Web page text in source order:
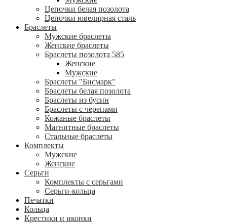
Цепочки белая позолота
Цепочки ювелирная сталь
Браслеты
Мужские браслеты
Женские браслеты
Браслеты позолота 585
Женские
Мужские
Браслеты "Бисмарк"
Браслеты белая позолота
Браслеты из бусин
Браслеты с черепами
Кожаные браслеты
Магнитные браслеты
Стальные браслеты
Комплекты
Мужские
Женские
Серьги
Комплекты с серьгами
Серьги-кольца
Печатки
Кольца
Крестики и иконки